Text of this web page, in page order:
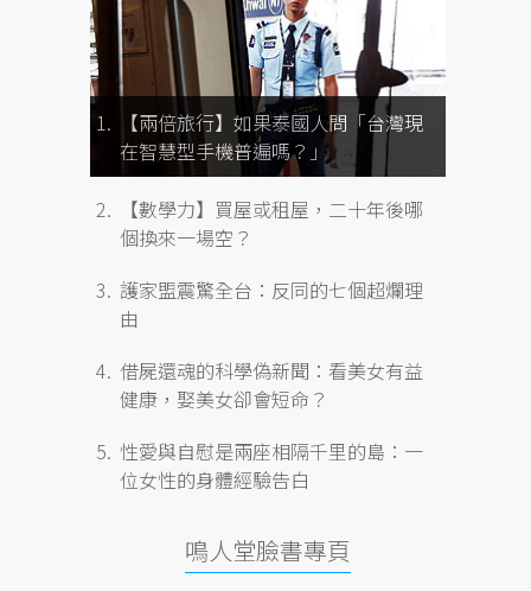
【兩倍旅行】如果泰國人問「台灣現
在智慧型手機普遍嗎？」
【數學力】買屋或租屋，二十年後哪
個換來一場空？
護家盟震驚全台：反同的七個超爛理
由
借屍還魂的科學偽新聞：看美女有益
健康，娶美女卻會短命？
性愛與自慰是兩座相隔千里的島：一
位女性的身體經驗告白
鳴人堂臉書專頁